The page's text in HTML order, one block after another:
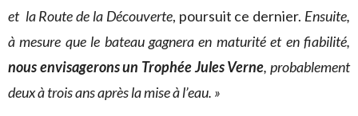
et la Route de la Découverte, poursuit ce dernier. Ensuite,
à mesure que le bateau gagnera en maturité et en fiabilité,
nous envisagerons un Trophée Jules Verne, probablement
deux à trois ans après la mise à l’eau. »